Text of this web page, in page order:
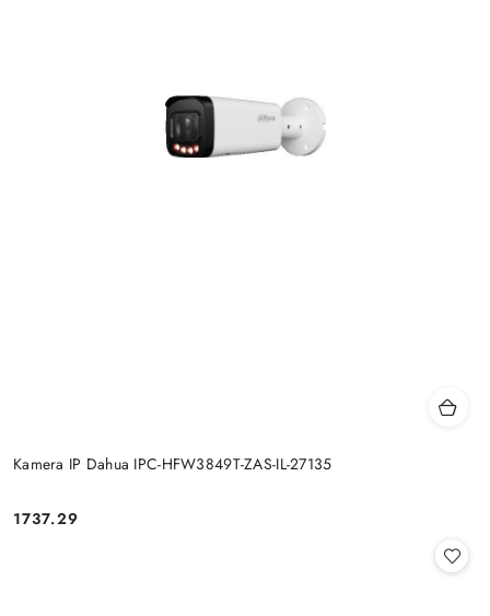
Kamera IP Dahua IPC-HFW3849T-ZAS-IL-27135
Cena:
1737.29